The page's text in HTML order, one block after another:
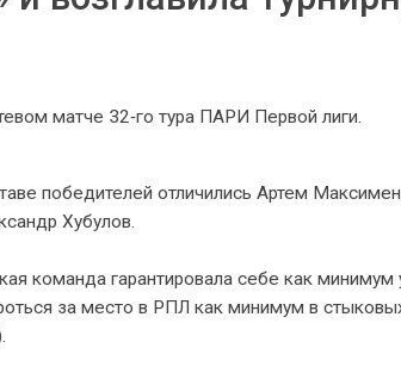
матче 32‑го тура ПАРИ Первой лиги.
победителей отличились Артем
Хубулов.
команда гарантировала себе как минимум
за место в РПЛ как минимум в